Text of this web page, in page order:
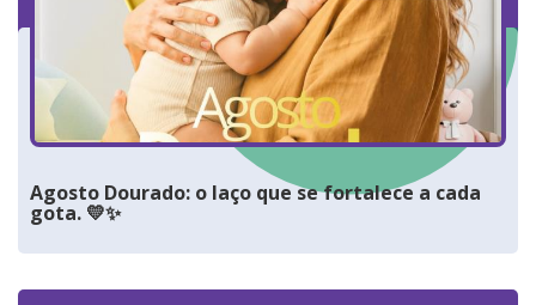
Agosto Dourado: o laço que se fortalece a cada
gota. 💛✨